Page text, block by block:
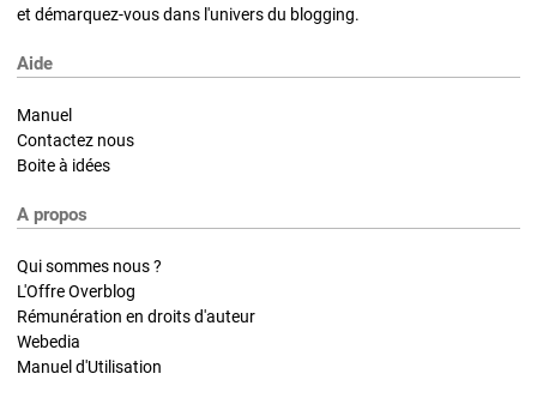
et démarquez-vous dans l'univers du blogging.
Aide
Manuel
Contactez nous
Boite à idées
A propos
Qui sommes nous ?
L'Offre Overblog
Rémunération en droits d'auteur
Webedia
Manuel d'Utilisation